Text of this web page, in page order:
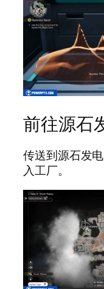
前往源石
传送到源石发
入工厂。